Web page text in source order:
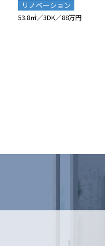
リノベーション
53.8㎡／3DK／88万円